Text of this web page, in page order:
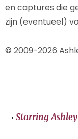
en captures die
zijn (eventueel)
© 2009-2026
• Starring